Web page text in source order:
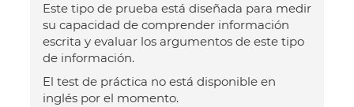
Este tipo de prueba está diseñada para medir
su capacidad de comprender información
escrita y evaluar los argumentos de este tipo
de información.
El test de práctica no está disponible en
inglés por el momento.